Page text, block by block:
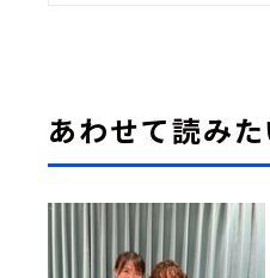
あわせて読みた